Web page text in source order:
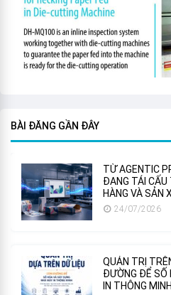
BÀI ĐĂNG GẦN ĐÂY
TỪ AGENTIC
ĐANG TÁI CẤU
HÀNG VÀ SẢN
24/07/2026
QUẢN TRỊ
ĐƯỜNG ĐỂ SỐ
IN THÔNG MINH